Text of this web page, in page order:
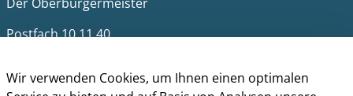
Postfach 10 11 40
Telefon: +49 (0)214 406-0
Wir verwenden Cookies, um Ihnen einen optimalen